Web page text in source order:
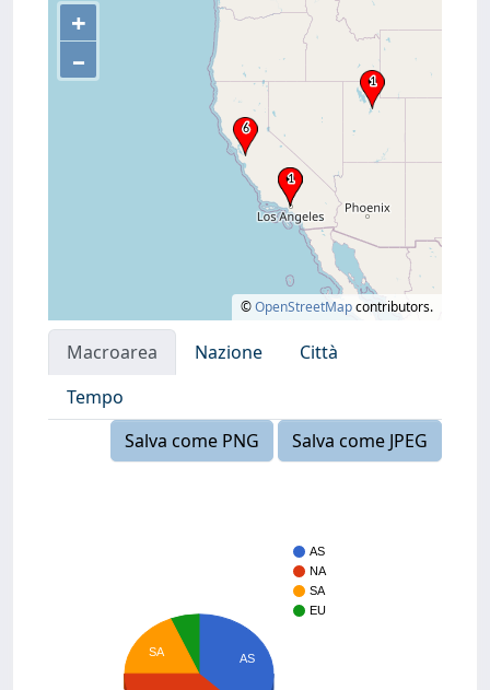
+
–
©OpenStreetMapcontributors.
Macroarea Nazione
Città
Tempo
Salva come PNG
Salva come JPEG
AS
NA
SA
EU
AS
SA